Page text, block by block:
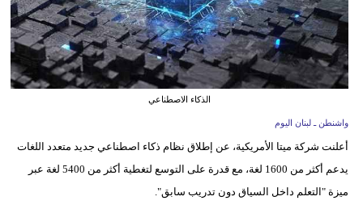
أخبار
إعلام
أزياء
الذكاء الاصطناعي
واشنطن ـ لبنان اليوم
أعلنت شركة ميتا الأمريكية، عن إطلاق نظام ذكاء اصطناعي جديد متعدد اللغات
يدعم أكثر من 1600 لغة، مع قدرة على التوسع لتغطية أكثر من 5400 لغة عبر
ميزة "التعلم داخل السياق دون تدريب سابق".